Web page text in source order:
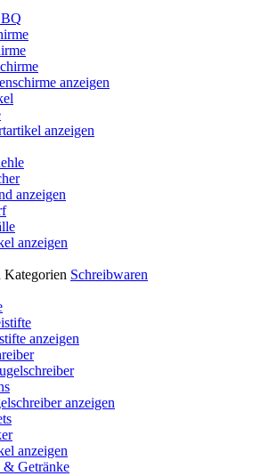
anzeigen
anzeigen
anzeigen
anzeigen
Kategorien Schreibwaren
anzeigen
anzeigen
anzeigen
& Getränke